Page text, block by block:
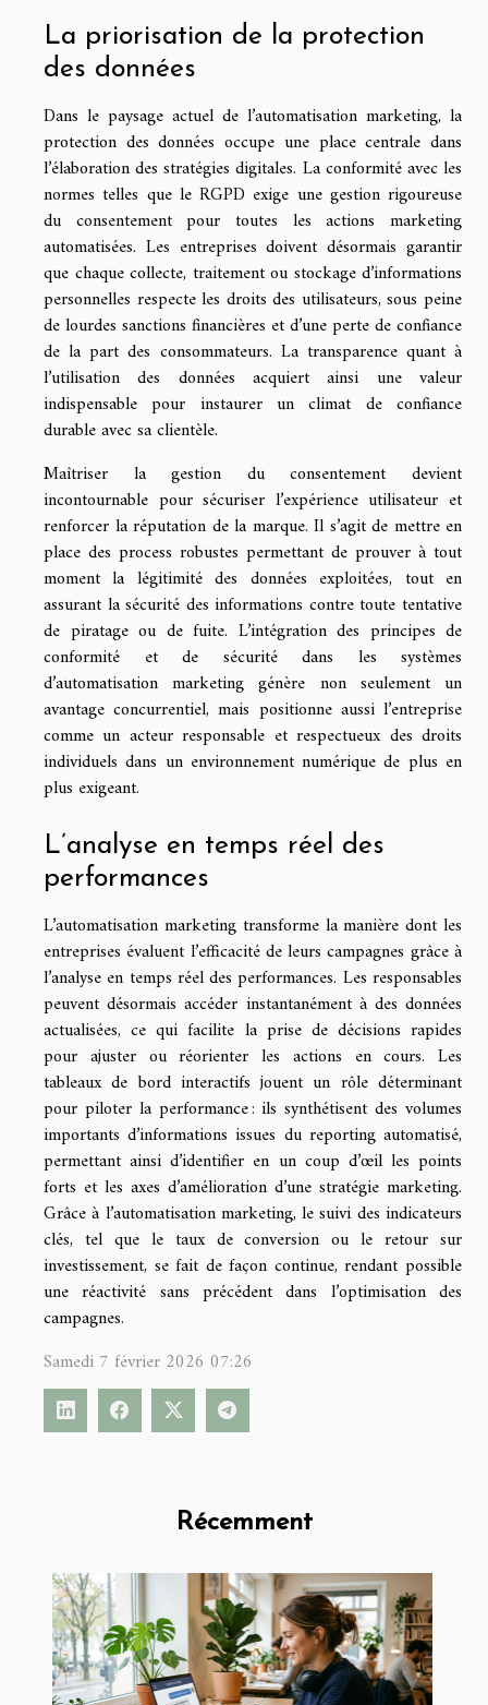
Récemment
La priorisation de la protection
des données
Dans le paysage actuel de l’automatisation marketing, la
protection des données occupe une place centrale dans
l’élaboration des stratégies digitales. La conformité avec les
normes telles que le RGPD exige une gestion rigoureuse
du consentement pour toutes les actions marketing
automatisées. Les entreprises doivent désormais garantir
que chaque collecte, traitement ou stockage d’informations
personnelles respecte les droits des utilisateurs, sous peine
de lourdes sanctions financières et d’une perte de confiance
de la part des consommateurs. La transparence quant à
l’utilisation des données acquiert ainsi une valeur
indispensable pour instaurer un climat de confiance
durable avec sa clientèle.
Maîtriser la gestion du consentement devient
incontournable pour sécuriser l’expérience utilisateur et
renforcer la réputation de la marque. Il s’agit de mettre en
place des process robustes permettant de prouver à tout
moment la légitimité des données exploitées, tout en
assurant la sécurité des informations contre toute tentative
de piratage ou de fuite. L’intégration des principes de
conformité et de sécurité dans les systèmes
d’automatisation marketing génère non seulement un
avantage concurrentiel, mais positionne aussi l’entreprise
comme un acteur responsable et respectueux des droits
individuels dans un environnement numérique de plus en
plus exigeant.
L’analyse en temps réel des
performances
L’automatisation marketing transforme la manière dont les
entreprises évaluent l’efficacité de leurs campagnes grâce à
l’analyse en temps réel des performances. Les responsables
peuvent désormais accéder instantanément à des données
actualisées, ce qui facilite la prise de décisions rapides
pour ajuster ou réorienter les actions en cours. Les
tableaux de bord interactifs jouent un rôle déterminant
pour piloter la performance : ils synthétisent des volumes
importants d’informations issues du reporting automatisé,
permettant ainsi d’identifier en un coup d’œil les points
forts et les axes d’amélioration d’une stratégie marketing.
Grâce à l’automatisation marketing, le suivi des indicateurs
clés, tel que le taux de conversion ou le retour sur
investissement, se fait de façon continue, rendant possible
une réactivité sans précédent dans l’optimisation des
campagnes.
Samedi 7 février 2026 07:26